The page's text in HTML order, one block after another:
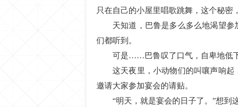
只在自己的小屋里唱歌跳舞，这个秘密
天知道，巴鲁是多么多么地渴望
们都听到。
可是……巴鲁叹了口气，自卑地低
这天夜里，小动物们的叫嚷声响
邀请大家参加宴会的请贴。
“明天，就是宴会的日子了。”想到